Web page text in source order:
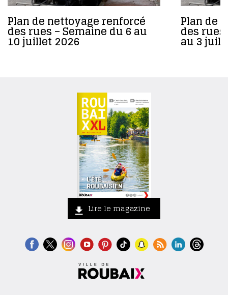
Plan de nettoyage renforcé
des rues – Semaine du 6 au
10 juillet 2026
Plan de
des
au 3
Lire le magazine